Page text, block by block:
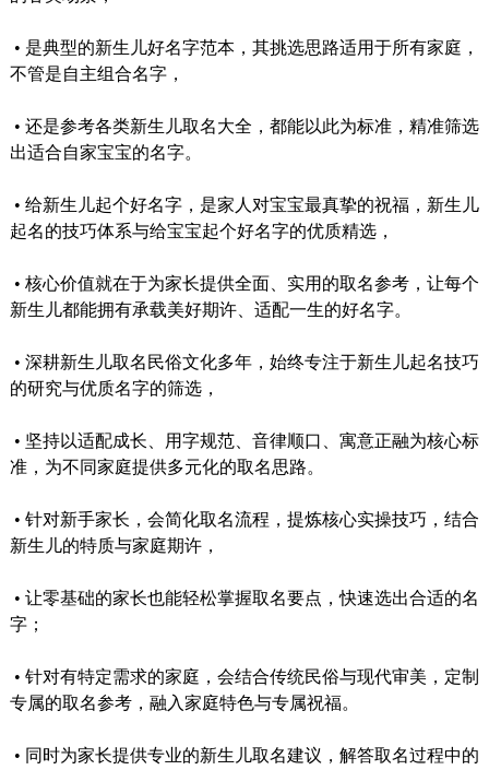
• 是典型的新生儿好名字范本，其挑选思路适用于所有家庭，
不管是自主组合名字，
• 还是参考各类新生儿取名大全，都能以此为标准，精准筛选
出适合自家宝宝的名字。
• 给新生儿起个好名字，是家人对宝宝最真挚的祝福，新生儿
起名的技巧体系与给宝宝起个好名字的优质精选，
• 核心价值就在于为家长提供全面、实用的取名参考，让每个
新生儿都能拥有承载美好期许、适配一生的好名字。
• 深耕新生儿取名民俗文化多年，始终专注于新生儿起名技巧
的研究与优质名字的筛选，
• 坚持以适配成长、用字规范、音律顺口、寓意正融为核心标
准，为不同家庭提供多元化的取名思路。
• 针对新手家长，会简化取名流程，提炼核心实操技巧，结合
新生儿的特质与家庭期许，
• 让零基础的家长也能轻松掌握取名要点，快速选出合适的名
字；
• 针对有特定需求的家庭，会结合传统民俗与现代审美，定制
专属的取名参考，融入家庭特色与专属祝福。
• 同时为家长提供专业的新生儿取名建议，解答取名过程中的